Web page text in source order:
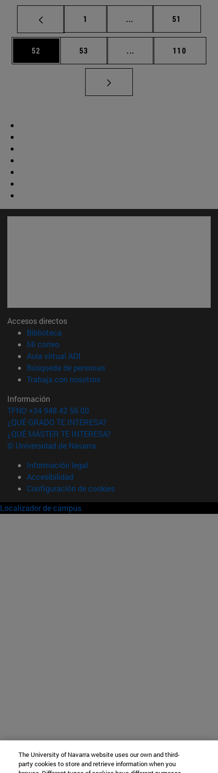
Página
1 ... Páginas intermedias
Página
51
Página
52 Página
53 ... Páginas intermedias
Página
110
Accesos directos
Biblioteca
Mi correo(abre en nueva ventana)
Aula virtual ADI
Búsqueda de personas(abre en nueva ventana)
Trabaja con nosotros(abre en nueva ventana)
Información
TFNO +34 948 42 56 00
¿QUÉ GRADO TE INTERESA?
¿QUÉ MÁSTER TE INTERESA?
© Universidad de Navarra
Información legal
Accesibilidad
Configuración de cookies
Localizador de campus
The University of Navarra website uses our own and third-
party cookies to store and retrieve information when you